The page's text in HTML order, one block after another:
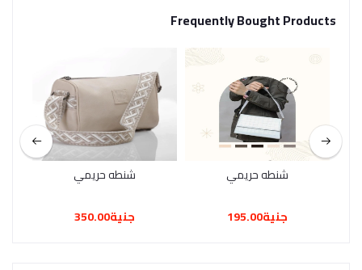
Frequently Bought Products
شنطه حريمي
جنية195.00
شنطه حريمي
جنية350.00